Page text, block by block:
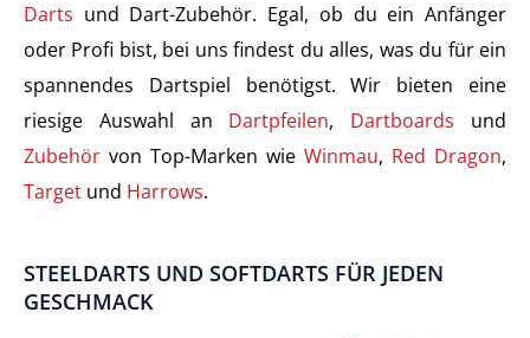
Darts und Dart-Zubehör. Egal, ob du ein Anfänger
oder Profi bist, bei uns findest du alles, was du für ein
spannendes Dartspiel benötigst. Wir bieten eine
riesige Auswahl an Dartpfeilen, Dartboards und
Zubehör von Top-Marken wie Winmau, Red Dragon,
Target und Harrows.
STEELDARTS UND SOFTDARTS FÜR JEDEN
GESCHMACK